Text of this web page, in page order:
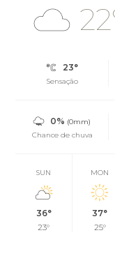
23°
Sensação
0% (0mm)
Chance de chuva
SUN
36°
23°
MON
37°
25°